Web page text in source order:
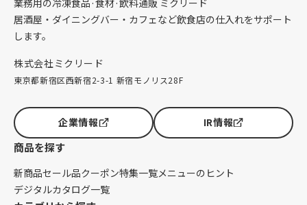
居酒屋・ダイニングバー・カフェなど飲食店の仕入れをサポート
します。
株式会社ミクリード
東京都新宿区西新宿2-3-1 新宿モノリス28F
企業情報 IR情報
商品を探す
新商品セール品クーポン特集一覧メニューのヒント
デジタルカタログ一覧